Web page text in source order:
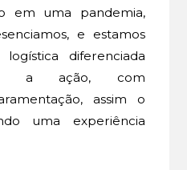
em uma pandemia,
e estamos
diferenciada
a ação, com
assim o
uma experiência